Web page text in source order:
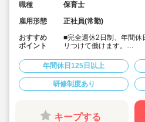
職種
保育士
雇用形態
正社員(常勤)
おすすめ
ポイント
■完全週休2日制、年間
リつけて働けます。
保育園です。男女の性別
活躍されています。
■充実した研修制度があ
スタートいただけます。
■残業は少ないです。あ
■宿舎借上げ制度も利用
年間休日125日以上
研修制度あり
キープする